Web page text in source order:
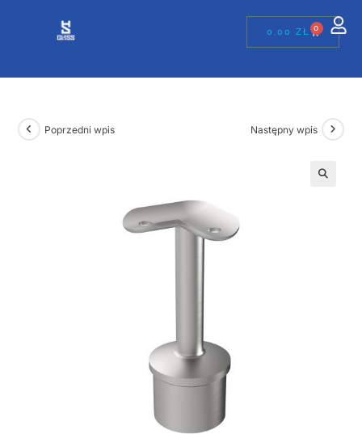
0,00ZŁ 0
Poprzedni wpis Następny wpis